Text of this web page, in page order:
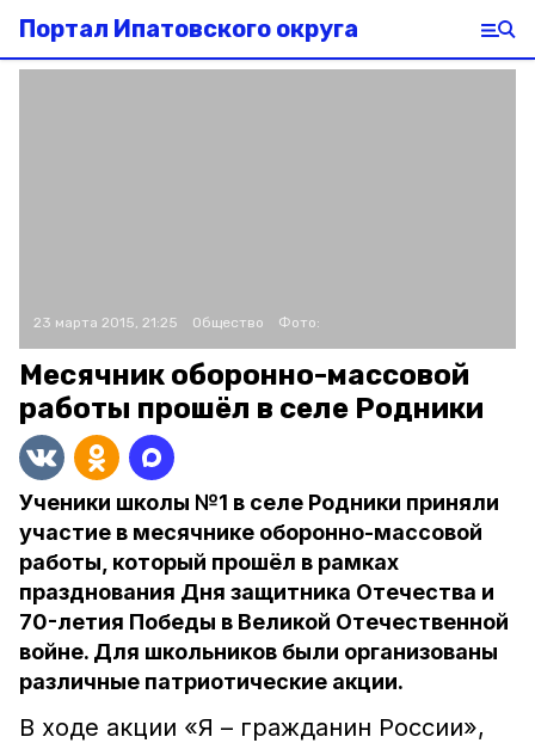
Портал Ипатовского округа
23 марта 2015, 21:25 Общество Фото:
Месячник оборонно-массовой
работы прошёл в селе Родники
Ученики школы №1 в селе Родники приняли
участие в месячнике оборонно-массовой
работы, который прошёл в рамках
празднования Дня защитника Отечества и
70-летия Победы в Великой Отечественной
войне. Для школьников были организованы
различные патриотические акции.
В ходе акции «Я – гражданин России»,